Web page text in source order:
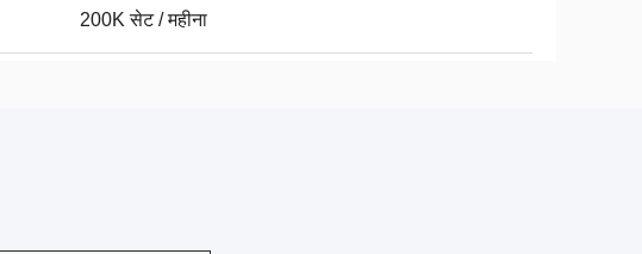
200K सेट / महीना